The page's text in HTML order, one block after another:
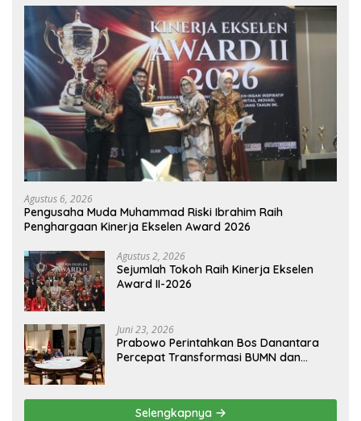
Agustus 6, 2026
Pengusaha Muda Muhammad Riski Ibrahim Raih
Penghargaan Kinerja Ekselen Award 2026
Agustus 2, 2026
Sejumlah Tokoh Raih Kinerja Ekselen
Award II-2026
Juni 23, 2026
Prabowo Perintahkan Bos Danantara
Percepat Transformasi BUMN dan
Selengkapnya